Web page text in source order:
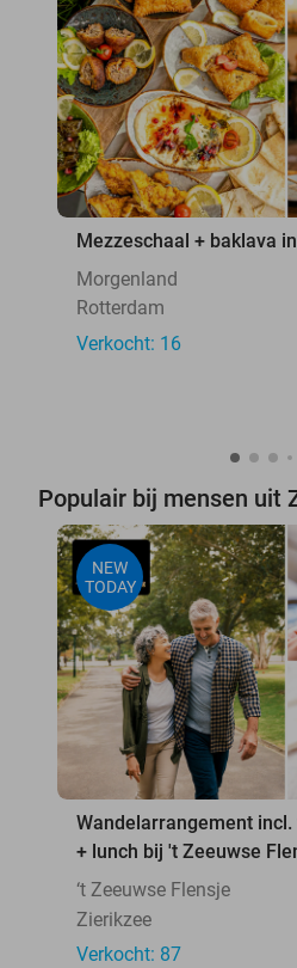
Mezzeschaal + baklava
Morgenland
Rotterdam
Verkocht: 16
Populair bij mensen uit
NEW
TODAY
Wandelarrangement
+ lunch bij 't Zeeuwse
‘t Zeeuwse Flensje
Zierikzee
Verkocht: 87